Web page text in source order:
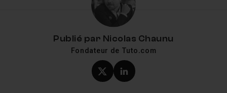
texte, fonds, cadres... Diverses textures peuvent être
appliquées, des effets de relief sont aisément
réalisables, l'opacité des différents éléments adaptable
pour ajouter à la cohérence de l'ensemble... En bref, tout
est possible ! Avant Photoshop,
aimaient utiliser Fireworks, un autre
outil de chez Adobe, depuis disparu. Certains
Publié par Nicolas Chaunu
Fondateur de Tuto.com
Profil X (twitter) de
Profil LinkedIn de